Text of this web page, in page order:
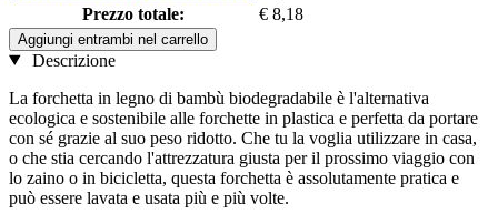
Prezzo totale:
€ 8,18
Aggiungi entrambi nel carrello
Descrizione
La forchetta in legno di bambù biodegradabile è l'alternativa
ecologica e sostenibile alle forchette in plastica e perfetta da portare
con sé grazie al suo peso ridotto. Che tu la voglia utilizzare in casa,
o che stia cercando l'attrezzatura giusta per il prossimo viaggio con
lo zaino o in bicicletta, questa forchetta è assolutamente pratica e
può essere lavata e usata più e più volte.